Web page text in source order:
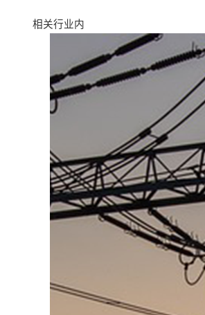
相关行业内